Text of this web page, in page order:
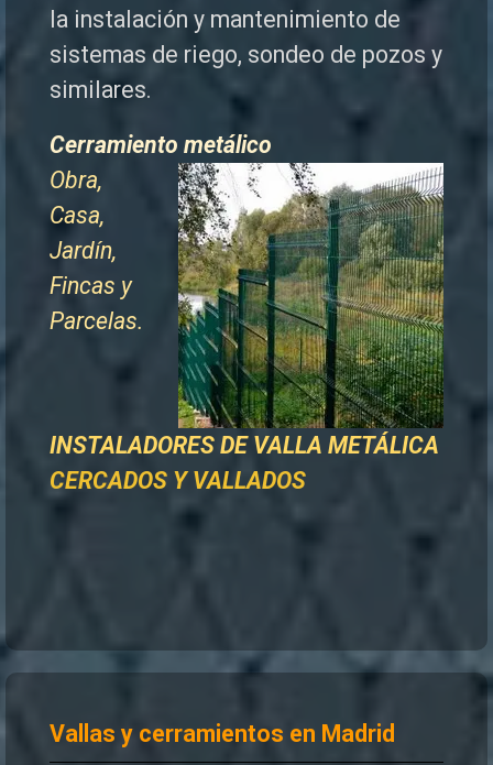
la instalación y mantenimiento de
sistemas de riego, sondeo de pozos y
similares.
Cerramiento metálico
Obra,
Casa,
Jardín,
Fincas y
Parcelas.
INSTALADORES DE VALLA METÁLICA
CERCADOS Y VALLADOS
Vallas y cerramientos en Madrid